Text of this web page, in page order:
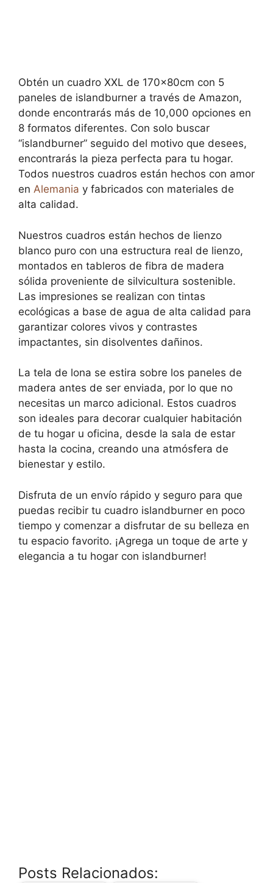
Obtén un cuadro XXL de 170x80cm con 5
paneles de islandburner a través de Amazon,
donde encontrarás más de 10,000 opciones en
8 formatos diferentes. Con solo buscar
“islandburner” seguido del motivo que desees,
encontrarás la pieza perfecta para tu hogar.
Todos nuestros cuadros están hechos con amor
en Alemania y fabricados con materiales de
alta calidad.
Nuestros cuadros están hechos de lienzo
blanco puro con una estructura real de lienzo,
montados en tableros de fibra de madera
sólida proveniente de silvicultura sostenible.
Las impresiones se realizan con tintas
ecológicas a base de agua de alta calidad para
garantizar colores vivos y contrastes
impactantes, sin disolventes dañinos.
La tela de lona se estira sobre los paneles de
madera antes de ser enviada, por lo que no
necesitas un marco adicional. Estos cuadros
son ideales para decorar cualquier habitación
de tu hogar u oficina, desde la sala de estar
hasta la cocina, creando una atmósfera de
bienestar y estilo.
Disfruta de un envío rápido y seguro para que
puedas recibir tu cuadro islandburner en poco
tiempo y comenzar a disfrutar de su belleza en
tu espacio favorito. ¡Agrega un toque de arte y
elegancia a tu hogar con islandburner!
Posts Relacionados: